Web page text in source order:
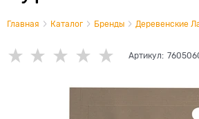
Главная Каталог Бренды Деревенские
Артикул: